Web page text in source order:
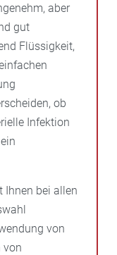
aber
gut
Flüssigkeit,
ob
Infektion
Ihnen bei allen
von
von